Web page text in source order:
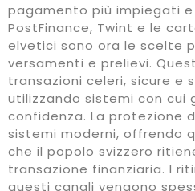
pagamento più impiegati e
PostFinance, Twint e le
elvetici sono ora le scelte
versamenti e prelievi.
transazioni celeri, sicure e
utilizzando sistemi con cui
confidenza. La protezione
sistemi moderni, offrendo
che il popolo svizzero
transazione finanziaria. I
questi canali vengono